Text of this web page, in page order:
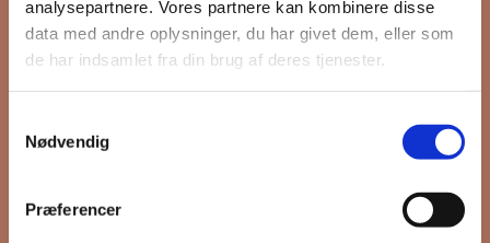
analysepartnere. Vores partnere kan kombinere disse
data med andre oplysninger, du har givet dem, eller som
de har indsamlet fra din brug af deres tjenester.
Nødvendig
Præferencer
sender vi blandt andet invitation til
VIP Åbent Hus, når vi sætter nye
boliger til salg og udlejning, så du